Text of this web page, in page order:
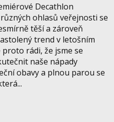
Decathlon
ohlasů veřejnosti se
těší a zároveň
trend v letošním
rádi, že jsme se
naše nápady
obavy a plnou parou se